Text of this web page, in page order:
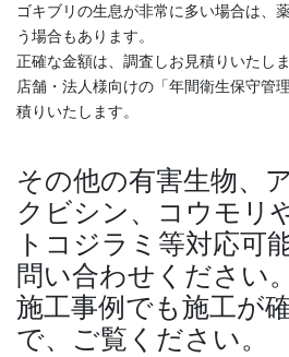
ゴキブリの生息が非常に多い場合は、
う場合もあります。
正確な金額は、調査しお見積りいたしま
店舗・法人様向けの「年間衛生保守管
積りいたします。
その他の有害生物、
クビシン、コウモリ
トコジラミ等対応可
問い合わせください。
施工事例でも施工が
で、ご覧ください。